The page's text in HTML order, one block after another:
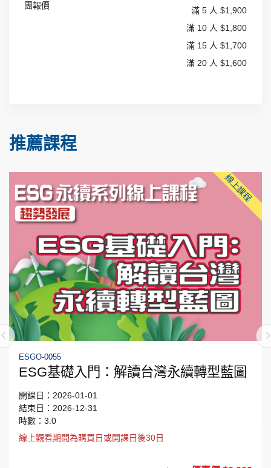
團報價
滿 5 人 $1,900
滿 10 人 $1,800
滿 15 人 $1,700
滿 20 人 $1,600
推薦課程
線上課程
ESGO-0055
ESG基礎入門：解讀台灣永續轉型藍圖
開課日：2026-01-01
結束日：2026-12-31
時數：3.0
線上觀看期間為購買日或開課日後30日